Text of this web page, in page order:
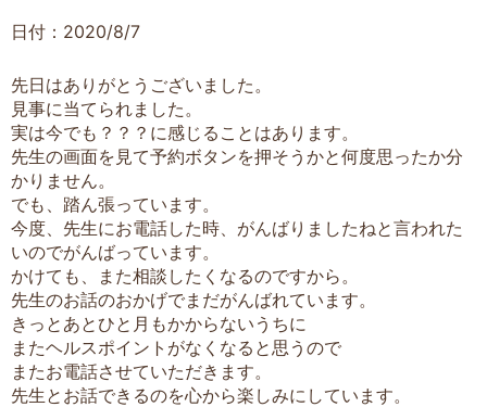
日付：2020/8/7
先日はありがとうございました。
見事に当てられました。
実は今でも？？？に感じることはあります。
先生の画面を見て予約ボタンを押そうかと何度思ったか分
かりません。
でも、踏ん張っています。
今度、先生にお電話した時、がんばりましたねと言われた
いのでがんばっています。
かけても、また相談したくなるのですから。
先生のお話のおかげでまだがんばれています。
きっとあとひと月もかからないうちに
またヘルスポイントがなくなると思うので
またお電話させていただきます。
先生とお話できるのを心から楽しみにしています。